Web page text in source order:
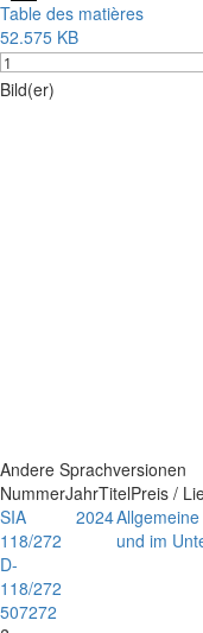
Table des matières
52.575 KB
Bild(er)
Andere Sprachversionen
NummerJahrTitelPreis /
SIA
118/272
D-
118/272
507272
2024
und im